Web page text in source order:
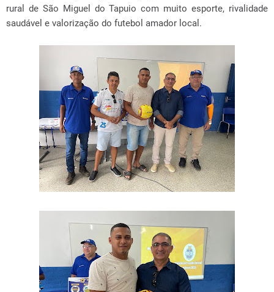
rural de São Miguel do Tapuio com muito esporte, rivalidade
saudável e valorização do futebol amador local.